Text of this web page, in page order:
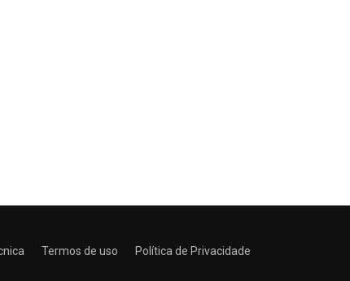
Termos de uso
Política de Privacidade